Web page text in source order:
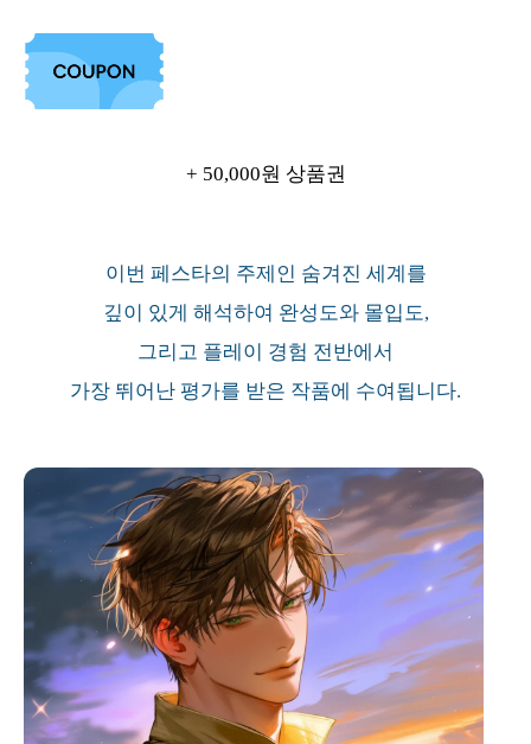
+ 50,000원 상품권
이번 페스타의 주제인 숨겨진 세계를
깊이 있게 해석하여 완성도와 몰입도,
그리고 플레이 경험 전반에서
가장 뛰어난 평가를 받은 작품에 수여됩니다.